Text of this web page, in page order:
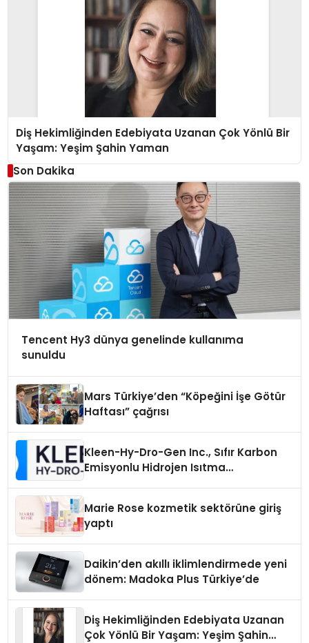
Diş Hekimliğinden Edebiyata Uzanan Çok Yönlü Bir
Yaşam: Yeşim Şahin Yaman
Son Dakika
Tencent Hy3 dünya genelinde kullanıma
sunuldu
Mars Türkiye’den “Köpeğini İşe Götür
Haftası” çağrısı
Kleen-Hy-Dro-Gen Inc., Sıfır Karbon
Emisyonlu Hidrojen Isıtma
Marie Rose kozmetik sektörüne giriş
yaptı
Daikin’den akıllı iklimlendirmede yeni
dönem: Madoka Plus Türkiye’de
Diş Hekimliğinden Edebiyata Uzanan
Çok Yönlü Bir Yaşam: Yeşim Şahin